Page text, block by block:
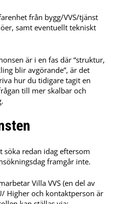
från bygg/VVS/tjänst
samt eventuellt tekniskt
är i en fas där “struktur,
blir avgörande”, är det
hur du tidigare tagit en
till mer skalbar och
redan idag eftersom
framgår inte.
Villa VVS (en del av
Higher och kontaktperson är